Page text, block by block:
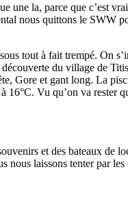
la, parce que c’est
nous quittons le SWW
tout à fait trempé. On
du village de
Gore et gant long. La
Vu qu’on va rester
et des bateaux de
laissons tenter par